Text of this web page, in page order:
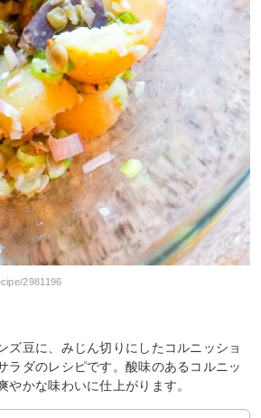
2981196
ズ豆に、みじん切りにしたコルニッショ
ラダのレシピです。酸味のあるコルニッ
やかな味わいに仕上がります。